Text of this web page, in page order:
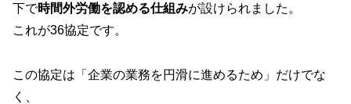
下で時間外労働を認める仕組みが設けられました。
これが36協定です。
この協定は「企業の業務を円滑に進めるため」だけでな
く、